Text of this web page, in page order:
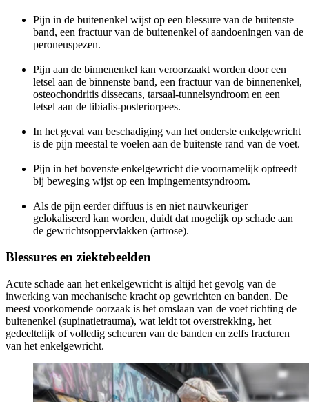
Pijn in de buitenenkel wijst op een blessure van de buitenste
band, een fractuur van de buitenenkel of aandoeningen van de
peroneuspezen.
Pijn aan de binnenenkel kan veroorzaakt worden door een
letsel aan de binnenste band, een fractuur van de binnenenkel,
osteochondritis dissecans, tarsaal-tunnelsyndroom en een
letsel aan de tibialis-posteriorpees.
In het geval van beschadiging van het onderste enkelgewricht
is de pijn meestal te voelen aan de buitenste rand van de voet.
Pijn in het bovenste enkelgewricht die voornamelijk optreedt
bij beweging wijst op een impingementsyndroom.
Als de pijn eerder diffuus is en niet nauwkeuriger
gelokaliseerd kan worden, duidt dat mogelijk op schade aan
de gewrichtsoppervlakken (artrose).
Blessures en ziektebeelden
Acute schade aan het enkelgewricht is altijd het gevolg van de
inwerking van mechanische kracht op gewrichten en banden. De
meest voorkomende oorzaak is het omslaan van de voet richting de
buitenenkel (supinatietrauma), wat leidt tot overstrekking, het
gedeeltelijk of volledig scheuren van de banden en zelfs fracturen
van het enkelgewricht.